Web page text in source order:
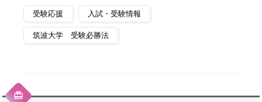
受験応援 入試・受験情報
筑波大学 受験必勝法